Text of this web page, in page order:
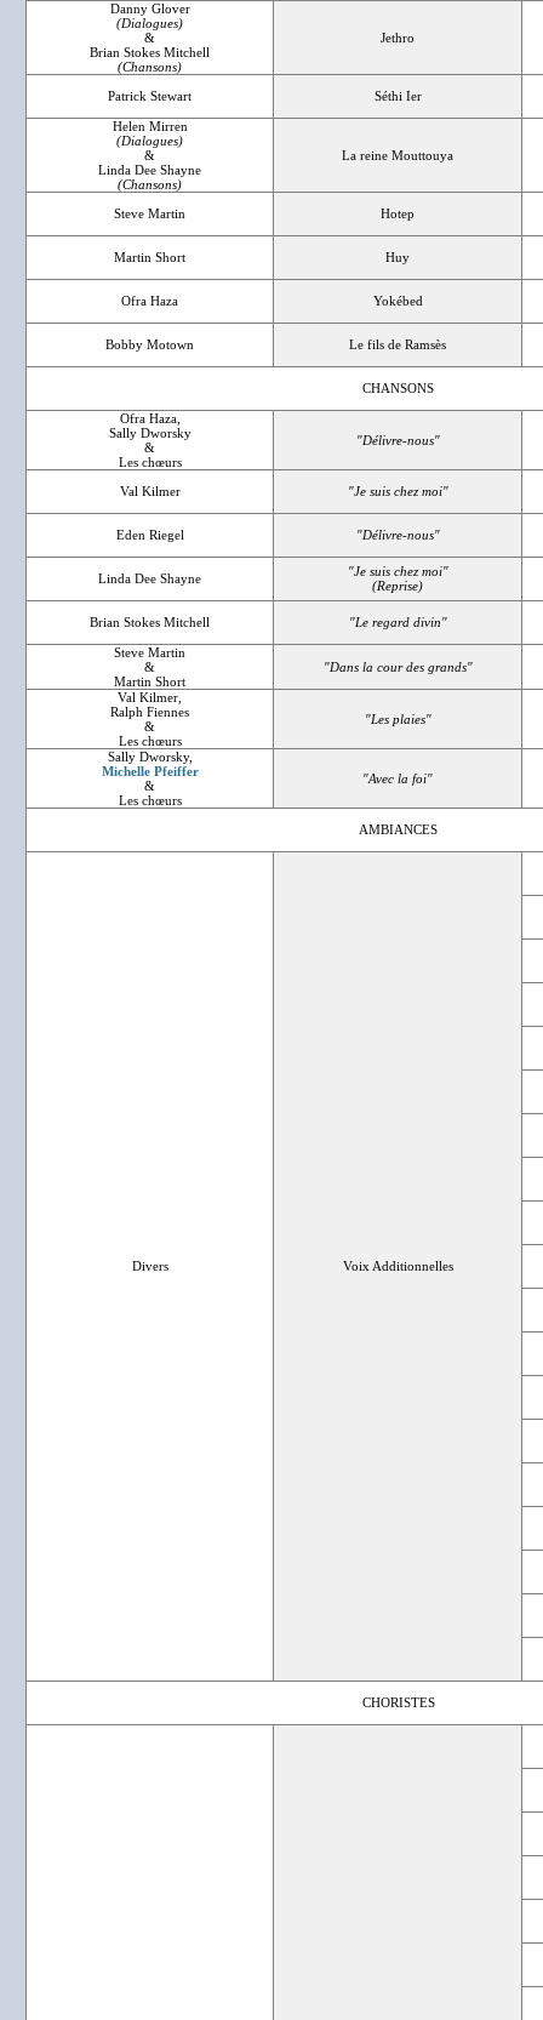
Danny Glover
(Dialogues)
&
Brian Stokes Mitchell
(Chansons)
Jethro
Patrick Stewart Séthi Ier
Helen Mirren
(Dialogues)
&
Linda Dee Shayne
(Chansons)
La reine Mouttouya
Steve Martin Hotep
Martin Short Huy
Ofra Haza Yokébed
Bobby Motown Le fils de Ramsès
CHANSONS
Ofra Haza,
Sally Dworsky
&
Les chœurs
"Délivre-nous"
Val Kilmer "Je suis chez moi"
Eden Riegel "Délivre-nous"
Linda Dee Shayne
"Je suis chez moi"
(Reprise)
Brian Stokes Mitchell "Le regard divin"
Steve Martin
&
Martin Short
"Dans la cour des grands"
Val Kilmer,
Ralph Fiennes
&
Les chœurs
"Les plaies"
Sally Dworsky,
Michelle Pfeiffer
&
Les chœurs
"Avec la foi"
AMBIANCES
Divers Voix Additionnelles
CHORISTES